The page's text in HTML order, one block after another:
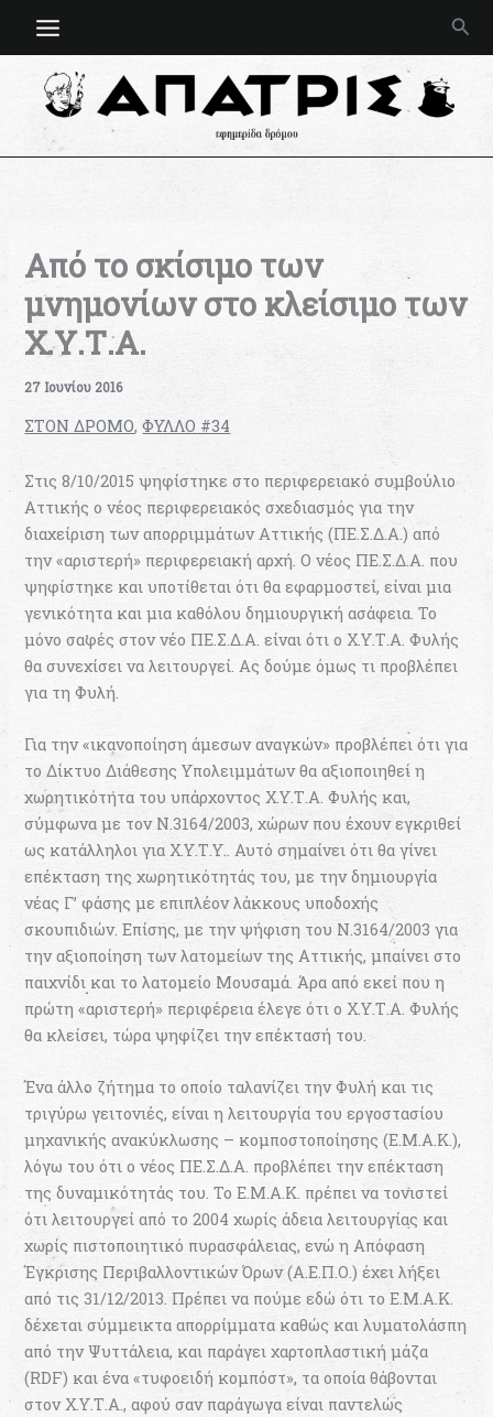
Από το σκίσιμο των
μνημονίων στο κλείσιμο των
Χ.Υ.Τ.Α.
27 Ιουνίου 2016
ΣΤΟΝ ΔΡΟΜΟ,ΦΥΛΛΟ #34
Στις 8/10/2015 ψηφίστηκε στο περιφερειακό συμβούλιο
Αττικής ο νέος περιφερειακός σχεδιασμός για την
διαχείριση των απορριμμάτων Αττικής (ΠΕ.Σ.Δ.Α.) από
την «αριστερή» περιφερειακή αρχή. Ο νέος ΠΕ.Σ.Δ.Α. που
ψηφίστηκε και υποτίθεται ότι θα εφαρμοστεί, είναι μια
γενικότητα και μια καθόλου δημιουργική ασάφεια. Το
μόνο σαφές στον νέο ΠΕ.Σ.Δ.Α. είναι ότι ο Χ.Υ.Τ.Α. Φυλής
θα συνεχίσει να λειτουργεί. Ας δούμε όμως τι προβλέπει
για τη Φυλή.
Για την «ικανοποίηση άμεσων αναγκών» προβλέπει ότι για
το Δίκτυο Διάθεσης Υπολειμμάτων θα αξιοποιηθεί η
χωρητικότητα του υπάρχοντος Χ.Υ.Τ.Α. Φυλής και,
σύμφωνα με τον Ν.3164/2003, χώρων που έχουν εγκριθεί
ως κατάλληλοι για Χ.Υ.Τ.Υ.. Αυτό σημαίνει ότι θα γίνει
επέκταση της χωρητικότητάς του, με την δημιουργία
νέας Γ’ φάσης με επιπλέον λάκκους υποδοχής
σκουπιδιών. Επίσης, με την ψήφιση του Ν.3164/2003 για
την αξιοποίηση των λατομείων της Αττικής, μπαίνει στο
παιχνίδι και το λατομείο Μουσαμά. Άρα από εκεί που η
πρώτη «αριστερή» περιφέρεια έλεγε ότι ο Χ.Υ.Τ.Α. Φυλής
θα κλείσει, τώρα ψηφίζει την επέκτασή του.
Ένα άλλο ζήτημα το οποίο ταλανίζει την Φυλή και τις
τριγύρω γειτονιές, είναι η λειτουργία του εργοστασίου
μηχανικής ανακύκλωσης – κομποστοποίησης (Ε.Μ.Α.Κ.),
λόγω του ότι ο νέος ΠΕ.Σ.Δ.Α. προβλέπει την επέκταση
της δυναμικότητάς του. Το Ε.Μ.Α.Κ. πρέπει να τονιστεί
ότι λειτουργεί από το 2004 χωρίς άδεια λειτουργίας και
χωρίς πιστοποιητικό πυρασφάλειας, ενώ η Απόφαση
Έγκρισης Περιβαλλοντικών Όρων (Α.Ε.Π.Ο.) έχει λήξει
από τις 31/12/2013. Πρέπει να πούμε εδώ ότι το Ε.Μ.Α.Κ.
δέχεται σύμμεικτα απορρίμματα καθώς και λυματολάσπη
από την Ψυττάλεια, και παράγει χαρτοπλαστική μάζα
(RDF) και ένα «τυφοειδή κομπόστ», τα οποία θάβονται
στον Χ.Υ.Τ.Α., αφού σαν παράγωγα είναι παντελώς